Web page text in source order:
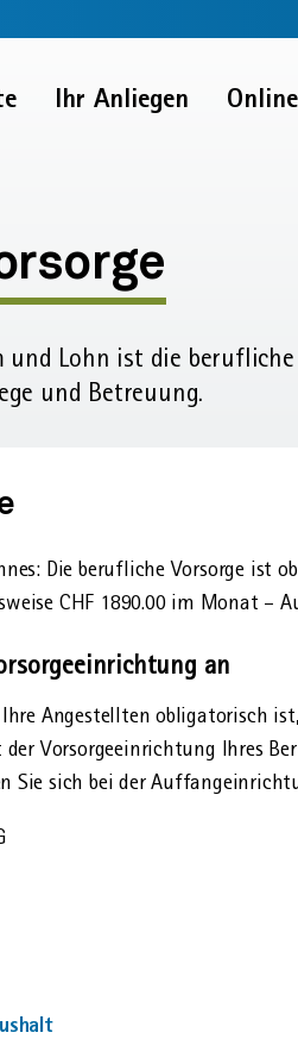
Ihr Anliegen
und Lohn ist die
und Betreuung.
Die berufliche Vor­sorge ist
CHF 1890.00 im Monat –
an
Angestellten obligatorisch
Vorsorge­einrichtung Ihres
Sie sich bei der